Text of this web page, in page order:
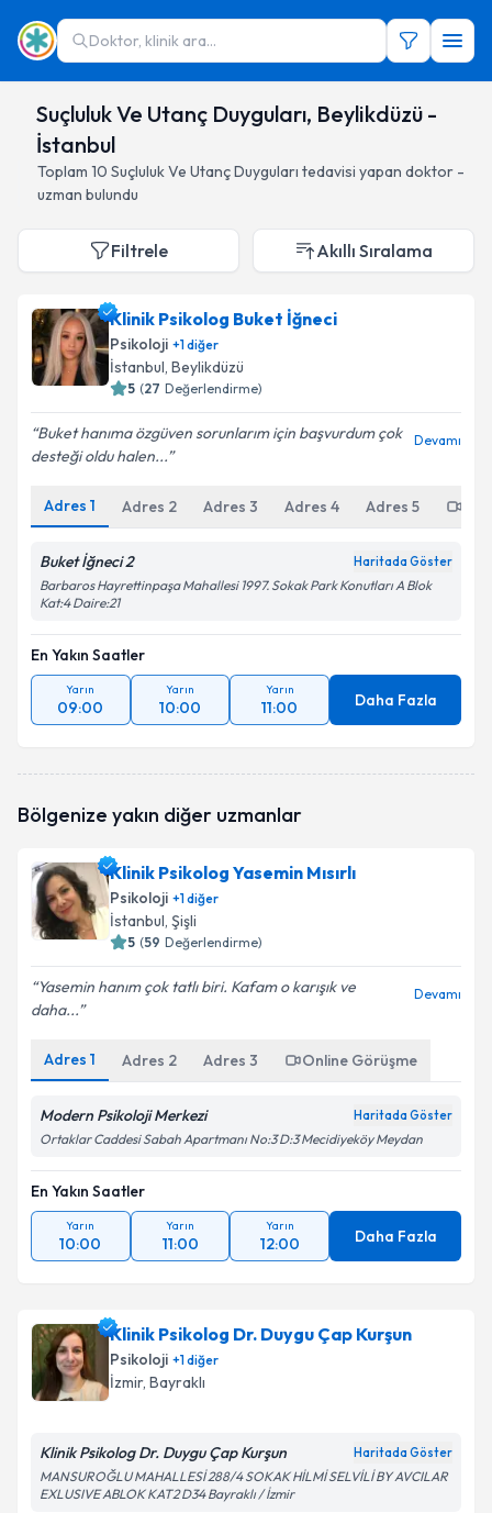
Doktor, klinik ara...
Suçluluk Ve Utanç Duyguları, Beylikdüzü -
İstanbul
Toplam 10 Suçluluk Ve Utanç Duyguları tedavisi yapan doktor -
uzman bulundu
Filtrele Akıllı Sıralama
Klinik Psikolog Buket İğneci
Psikoloji +1diğer
İstanbul, Beylikdüzü
5 (27 Değerlendirme)
Buket hanıma özgüven sorunlarım için başvurdum çok
desteği oldu halen...
Devamı
Adres 1 Adres 2 Adres 3 Adres 4 Adres 5
Buket İğneci 2 Haritada Göster
Barbaros Hayrettinpaşa Mahallesi 1997. Sokak Park Konutları A Blok
Kat:4 Daire:21
En Yakın Saatler
Yarın
09:00
Yarın
10:00
Yarın
11:00 Daha Fazla
Bölgenize yakın diğer uzmanlar
Klinik Psikolog Yasemin Mısırlı
Psikoloji +1diğer
İstanbul, Şişli
5 (59 Değerlendirme)
Yasemin hanım çok tatlı biri. Kafam o karışık ve
daha...
Devamı
Adres 1 Adres 2 Adres 3 Online Görüşme
Modern Psikoloji Merkezi Haritada Göster
Ortaklar Caddesi Sabah Apartmanı No:3 D:3 Mecidiyeköy Meydan
En Yakın Saatler
Yarın
10:00
Yarın
11:00
Yarın
12:00 Daha Fazla
Klinik Psikolog Dr. Duygu Çap Kurşun
Psikoloji +1diğer
İzmir, Bayraklı
Klinik Psikolog Dr. Duygu Çap Kurşun Haritada Göster
MANSUROĞLU MAHALLESİ 288/4 SOKAK HİLMİ SELVİLİ BY AVCILAR
EXLUSIVE ABLOK KAT2 D34 Bayraklı / İzmir